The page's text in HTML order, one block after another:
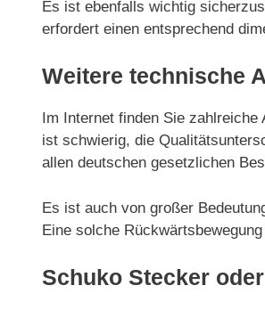
Es ist ebenfalls wichtig
erfordert einen entsprechend
Weitere technische
Im Internet finden Sie
ist schwierig, die
allen deutschen gesetzlichen
Es ist auch von großer
Eine solche
Schuko Stecker